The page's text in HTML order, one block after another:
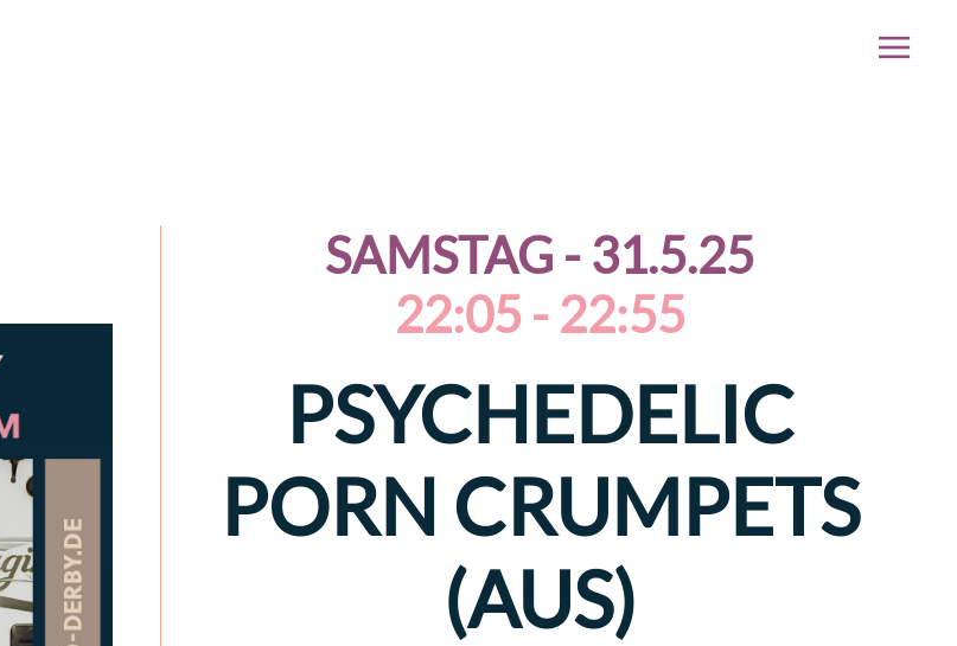
SAMSTAG - 31.5.25
22:05 - 22:55
PSYCHEDELIC
PORN CRUMPETS
(AUS)